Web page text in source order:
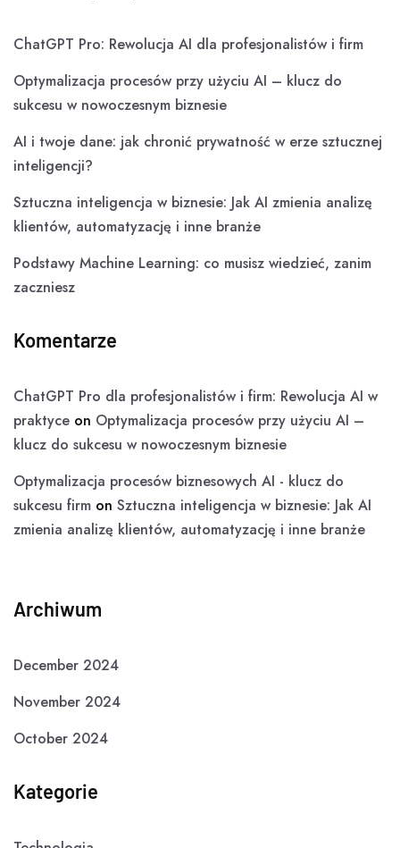
ChatGPT Pro: Rewolucja AI dla profesjonalistów i firm
Optymalizacja procesów przy użyciu AI – klucz do
sukcesu w nowoczesnym biznesie
AI i twoje dane: jak chronić prywatność w erze sztucznej
inteligencji?
Sztuczna inteligencja w biznesie: Jak AI zmienia analizę
klientów, automatyzację i inne branże
Podstawy Machine Learning: co musisz wiedzieć, zanim
zaczniesz
Komentarze
ChatGPT Pro dla profesjonalistów i firm: Rewolucja AI w
praktyce on Optymalizacja procesów przy użyciu AI –
klucz do sukcesu w nowoczesnym biznesie
Optymalizacja procesów biznesowych AI - klucz do
sukcesu firm on Sztuczna inteligencja w biznesie: Jak AI
zmienia analizę klientów, automatyzację i inne branże
Archiwum
December 2024
November 2024
October 2024
Kategorie